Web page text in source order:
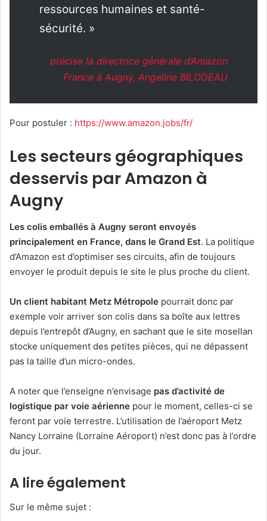
ressources humaines et santé-
sécurité. »
précise la directrice générale d’Amazon
France à Augny, Angeline BILODEAU
Pour postuler : https://www.amazon.jobs/fr/
Les secteurs géographiques
desservis par Amazon à
Augny
Les colis emballés à Augny seront envoyés
principalement en France, dans le Grand Est. La politique
d’Amazon est d’optimiser ses circuits, afin de toujours
envoyer le produit depuis le site le plus proche du client.
Un client habitant Metz Métropole pourrait donc par
exemple voir arriver son colis dans sa boîte aux lettres
depuis l’entrepôt d’Augny, en sachant que le site mosellan
stocke uniquement des petites pièces, qui ne dépassent
pas la taille d’un micro-ondes.
A noter que l’enseigne n’envisage pas d’activité de
logistique par voie aérienne pour le moment, celles-ci se
feront par voie terrestre. L’utilisation de l’aéroport Metz
Nancy Lorraine (Lorraine Aéroport) n’est donc pas à l’ordre
du jour.
A lire également
Sur le même sujet :